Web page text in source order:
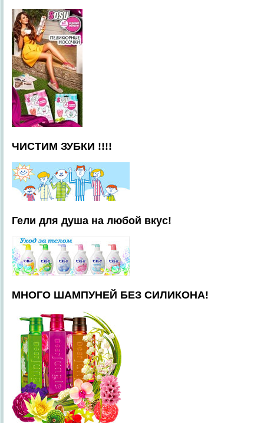
ЧИСТИМ ЗУБКИ !!!!
Гели для душа на любой вкус!
МНОГО ШАМПУНЕЙ БЕЗ СИЛИКОНА!